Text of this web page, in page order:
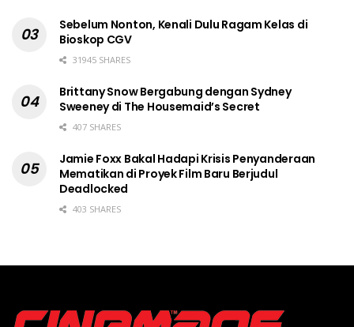
Sebelum Nonton, Kenali Dulu Ragam Kelas di
Bioskop CGV
31945 SHARES
Brittany Snow Bergabung dengan Sydney
Sweeney di The Housemaid’s Secret
407 SHARES
Jamie Foxx Bakal Hadapi Krisis Penyanderaan
Mematikan di Proyek Film Baru Berjudul
Deadlocked
403 SHARES